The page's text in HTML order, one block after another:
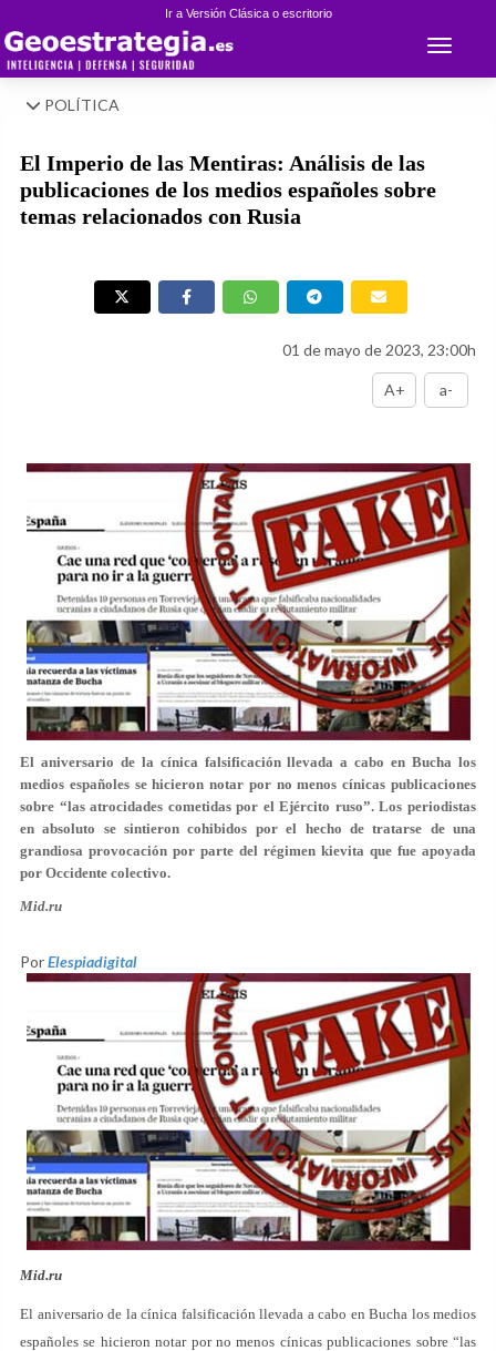
Ir a Versión Clásica o escritorio
Toggle
POLÍTICA
El Imperio de las Mentiras: Análisis de las
publicaciones de los medios españoles sobre
temas relacionados con Rusia
01 de mayo de 2023, 23:00h
A+ a-
El aniversario de la cínica falsificación llevada a cabo en Bucha los
medios españoles se hicieron notar por no menos cínicas publicaciones
sobre “las atrocidades cometidas por el Ejército ruso”. Los periodistas
en absoluto se sintieron cohibidos por el hecho de tratarse de una
grandiosa provocación por parte del régimen kievita que fue apoyada
por Occidente colectivo.
Mid.ru
PorElespiadigital
Mid.ru
El aniversario de la cínica falsificación llevada a cabo en Bucha los medios
españoles se hicieron notar por no menos cínicas publicaciones sobre “las